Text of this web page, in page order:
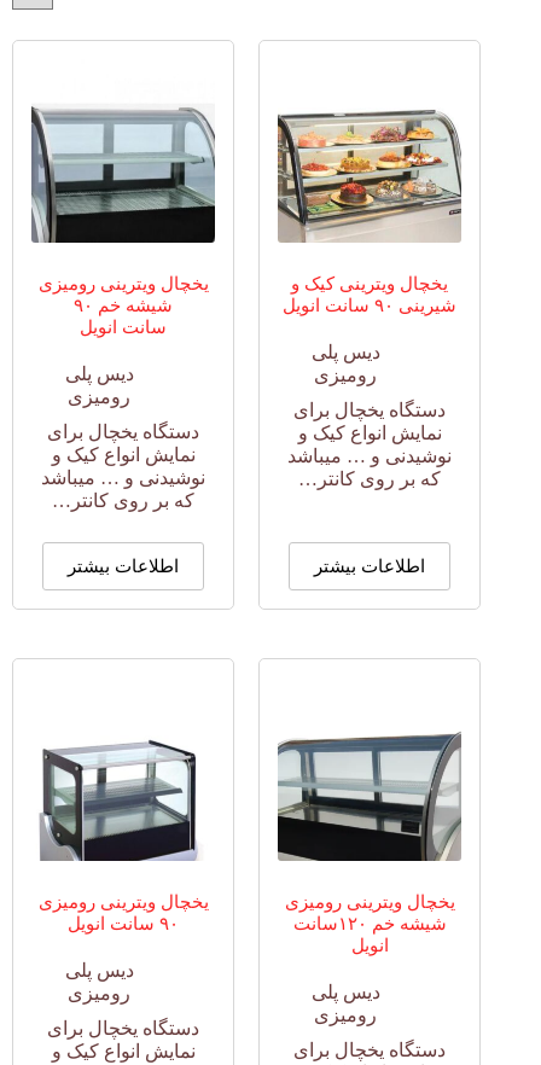
یخچال ویترینی کیک و
شیرینی ۹۰ سانت انویل
دیس پلی
رومیزی
دستگاه یخچال برای
نمایش انواع کیک و
نوشیدنی و … میباشد
که بر روی کانتر…
اطلاعات بیشتر
یخچال ویترینی رومیزی
شیشه خم ۹۰
سانت انویل
دیس پلی
رومیزی
دستگاه یخچال برای
نمایش انواع کیک و
نوشیدنی و … میباشد
که بر روی کانتر…
اطلاعات بیشتر
یخچال ویترینی رومیزی
شیشه خم ۱۲۰سانت
انویل
دیس پلی
رومیزی
دستگاه یخچال برای
یخچال ویترینی رومیزی
۹۰ سانت انویل
دیس پلی
رومیزی
دستگاه یخچال برای
نمایش انواع کیک و